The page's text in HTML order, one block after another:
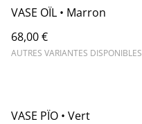
VASE OÏL • Marron
68,00 €
AUTRES VARIANTES DISPONIBLES
VASE PÏO • Vert